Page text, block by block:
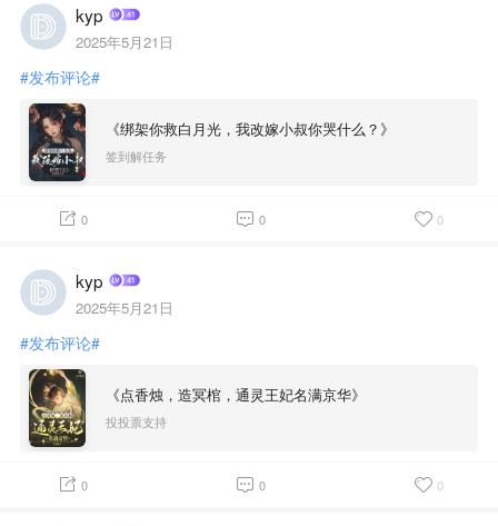
kyp
2025年5月21日
#发布评论#
《绑架你救白月光，我改嫁小叔你哭什么？》
签到解任务
0 0 0
kyp
2025年5月21日
#发布评论#
《点香烛，造冥棺，通灵王妃名满京华》
投投票支持
0 0 0